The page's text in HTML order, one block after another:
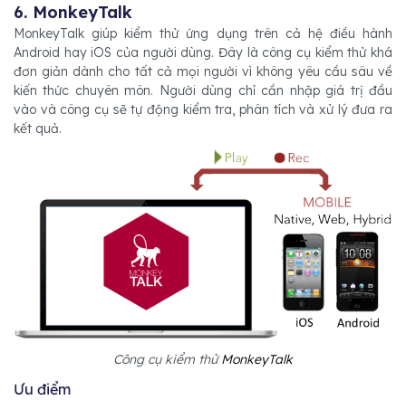
6. MonkeyTalk
MonkeyTalk giúp kiểm thử ứng dụng trên cả hệ điều hành
Android hay iOS của người dùng. Đây là công cụ kiểm thử khá
đơn giản dành cho tất cả mọi người vì không yêu cầu sâu về
kiến thức chuyên môn. Người dùng chỉ cần nhập giá trị đầu
vào và công cụ sẽ tự động kiểm tra, phân tích và xử lý đưa ra
kết quả.
Công cụ kiểm thửMonkeyTalk
Ưu điểm